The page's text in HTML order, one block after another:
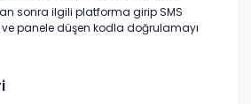
sonra ilgili platforma girip SMS
panele düşen kodla doğrulamayı